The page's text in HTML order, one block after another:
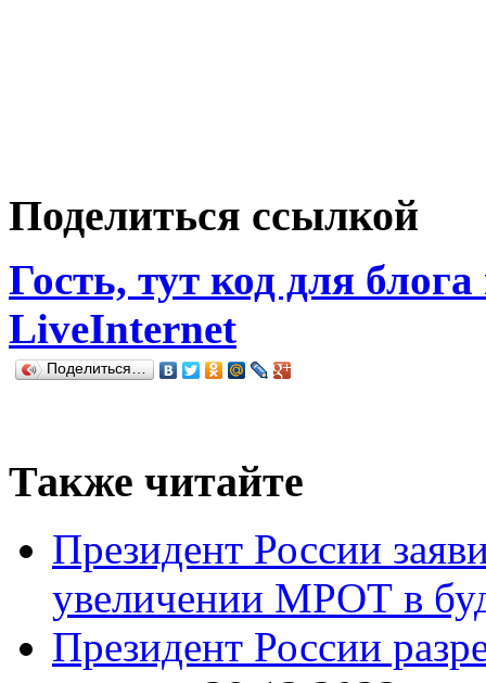
Поделиться ссылкой
Гость, тут код для
LiveInternet
Поделиться…
Также читайте
Президент России
увеличении МРОТ в
Президент России